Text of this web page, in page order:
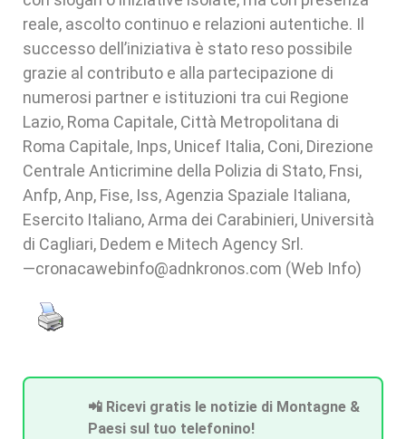
reale, ascolto continuo e relazioni autentiche. Il
successo dell’iniziativa è stato reso possibile
grazie al contributo e alla partecipazione di
numerosi partner e istituzioni tra cui Regione
Lazio, Roma Capitale, Città Metropolitana di
Roma Capitale, Inps, Unicef Italia, Coni, Direzione
Centrale Anticrimine della Polizia di Stato, Fnsi,
Anfp, Anp, Fise, Iss, Agenzia Spaziale Italiana,
Esercito Italiano, Arma dei Carabinieri, Università
di Cagliari, Dedem e Mitech Agency Srl.
—cronacawebinfo@adnkronos.com (Web Info)
📲 Ricevi gratis le notizie di Montagne &
Paesi sul tuo telefonino!